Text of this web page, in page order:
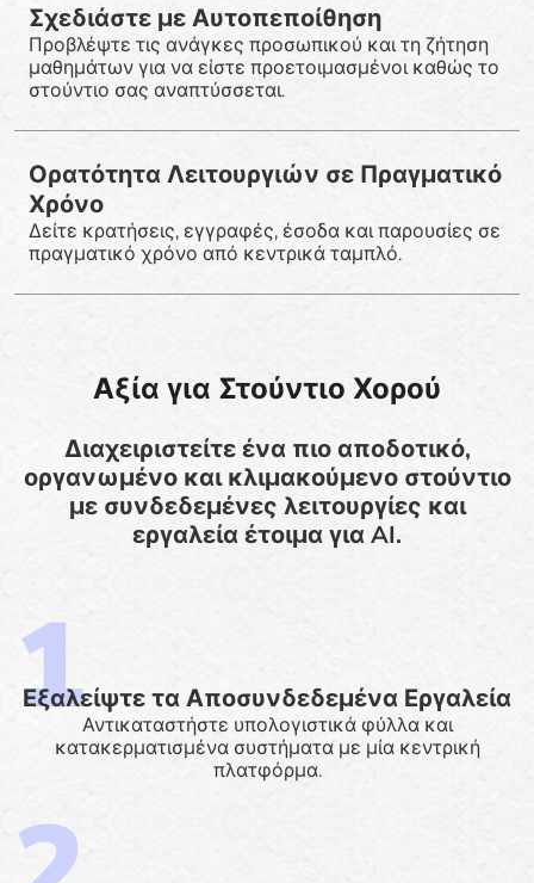
Σχεδιάστε με Αυτοπεποίθηση
Προβλέψτε τις ανάγκες προσωπικού και τη ζήτηση
μαθημάτων για να είστε προετοιμασμένοι καθώς το
στούντιο σας αναπτύσσεται.
Ορατότητα Λειτουργιών σε Πραγματικό
Χρόνο
Δείτε κρατήσεις, εγγραφές, έσοδα και παρουσίες σε
πραγματικό χρόνο από κεντρικά ταμπλό.
Αξία για Στούντιο Χορού
Διαχειριστείτε ένα πιο αποδοτικό,
οργανωμένο και κλιμακούμενο στούντιο
με συνδεδεμένες λειτουργίες και
εργαλεία έτοιμα για AI.
Εξαλείψτε τα Αποσυνδεδεμένα Εργαλεία
Αντικαταστήστε υπολογιστικά φύλλα και
κατακερματισμένα συστήματα με μία κεντρική
πλατφόρμα.